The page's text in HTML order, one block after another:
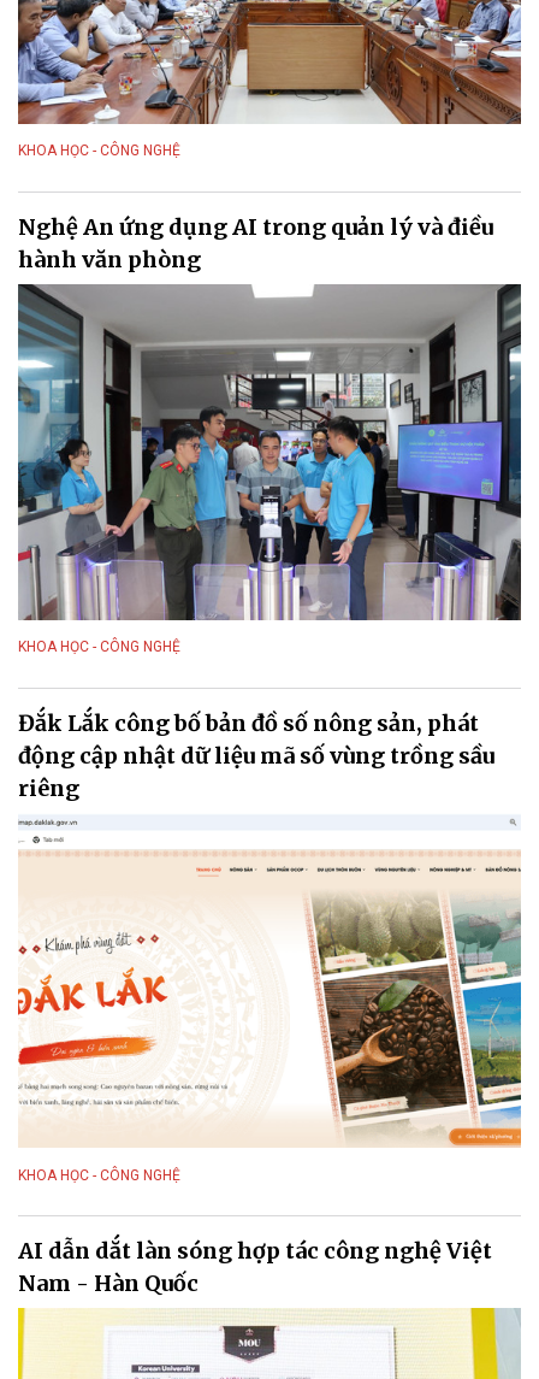
KHOA HỌC - CÔNG NGHỆ
Nghệ An ứng dụng AI trong quản lý và điều
hành văn phòng
KHOA HỌC - CÔNG NGHỆ
Đắk Lắk công bố bản đồ số nông sản, phát
động cập nhật dữ liệu mã số vùng trồng sầu
riêng
KHOA HỌC - CÔNG NGHỆ
AI dẫn dắt làn sóng hợp tác công nghệ Việt
Nam - Hàn Quốc